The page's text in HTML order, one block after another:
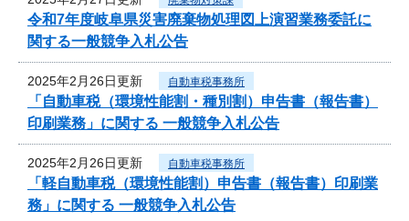
令和7年度岐阜県災害廃棄物処理図上演習業務委託に
関する一般競争入札公告
2025年2月26日更新 自動車税事務所
「自動車税（環境性能割・種別割）申告書（報告書）
印刷業務」に関する 一般競争入札公告
2025年2月26日更新 自動車税事務所
「軽自動車税（環境性能割）申告書（報告書）印刷業
務」に関する 一般競争入札公告